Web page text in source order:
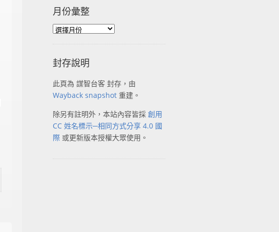
月份彙整
封存說明
此頁為 謀智台客 封存，由
Wayback snapshot 重建。
除另有註明外，本站內容皆採 創用
CC 姓名標示─相同方式分享 4.0 國
際 或更新版本授權大眾使用。